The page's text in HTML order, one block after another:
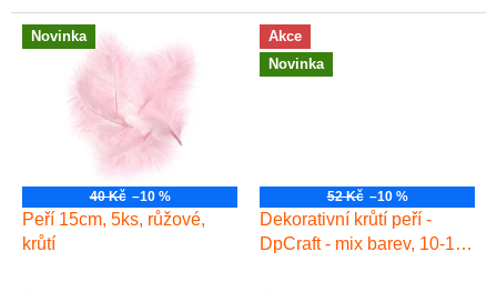
okouzlující atmosféru
Velikonoc! Vajíčka mají šňůrku
na pověšení. Uvedená...
Novinka
40 Kč –10 %
Peří 15cm, 5ks, růžové,
krůtí
Akce
Novinka
52 Kč –10 %
Dekorativní krůtí peří -
DpCraft - mix barev, 10-15